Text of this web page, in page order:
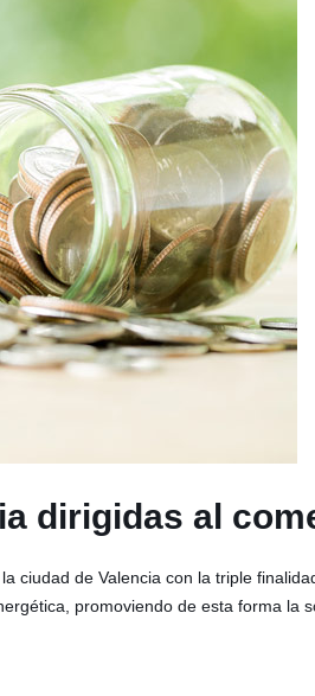
dirigidas al
ciudad de Valencia con la triple
promoviendo de esta forma la